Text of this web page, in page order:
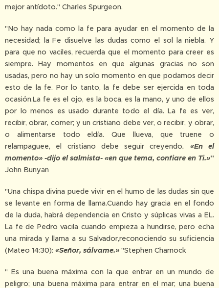
mejor antídoto." Charles Spurgeon.
"No hay nada como la fe para ayudar en el momento de la
necesidad; la Fe disuelve las dudas como el sol la niebla. Y
para que no vaciles, recuerda que el momento para creer es
siempre. Hay momentos en que algunas gracias no son
usadas, pero no hay un solo momento en que podamos decir
esto de la fe. Por lo tanto, la fe debe ser ejercida en toda
ocasión.La fe es el ojo, es la boca, es la mano, y uno de ellos
por lo menos es usado durante todo el día. La fe es ver,
recibir, obrar, comer; y un cristiano debe ver, o recibir, y obrar,
o alimentarse todo eldía. Que llueva, que truene o
relampaguee, el cristiano debe seguir creyendo. «En el
momento» -dijo el salmista- «en que tema, confiare en Ti.»"
John Bunyan
"Una chispa divina puede vivir en el humo de las dudas sin que
se levante en forma de llama.Cuando hay gracia en el fondo
de la duda, habrá dependencia en Cristo y súplicas vivas a EL.
La fe de Pedro vacila cuando empieza a hundirse, pero echa
una mirada y llama a su Salvador,reconociendo su suficiencia
(Mateo 14:30): «Señor, sálvame.» "Stephen Charnock
" Es una buena máxima con la que entrar en un mundo de
peligro; una buena máxima para entrar en el mar; una buena